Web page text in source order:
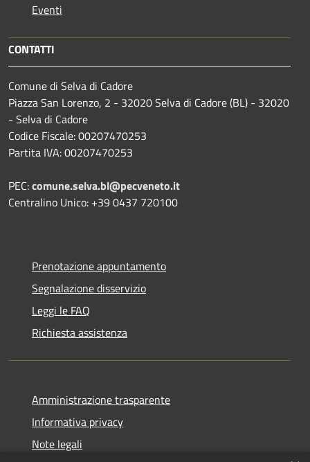
Eventi
CONTATTI
Comune di Selva di Cadore
Piazza San Lorenzo, 2 - 32020 Selva di Cadore (BL) - 32020
- Selva di Cadore
Codice Fiscale: 00207470253
Partita IVA: 00207470253
PEC:comune.selva.bl@pecveneto.it
Centralino Unico: +39 0437 720100
Prenotazione appuntamento
Segnalazione disservizio
Leggi le FAQ
Richiesta assistenza
Amministrazione trasparente
Informativa privacy
Note legali